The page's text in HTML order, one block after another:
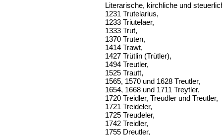
Literarische, kirchliche und
1231 Trutelarius,
1233 Triutelaer,
1333 Trut,
1370 Truten,
1414 Trawt,
1427 Trütlin (Trütler),
1494 Treutler,
1525 Trautt,
1565, 1570 und 1628 Treutler,
1654, 1668 und 1711 Treytler,
1720 Treidler, Treudler und Treutler,
1721 Treideler,
1725 Treudeler,
1742 Treidler,
1755 Dreutler,